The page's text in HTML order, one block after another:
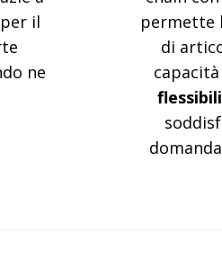
il
ne
permette
di
flessibili